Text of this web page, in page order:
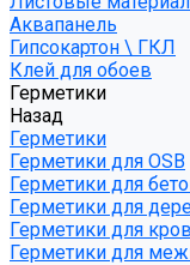
Аквапанель
Гипсокартон \ ГКЛ
Клей для обоев
Герметики
Назад
Герметики
Герметики для OSB
Герметики для
Герметики для
Герметики для
Герметики для